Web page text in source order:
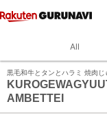
All
黒毛和牛とタンとハラミ 焼肉
AMBETTEI